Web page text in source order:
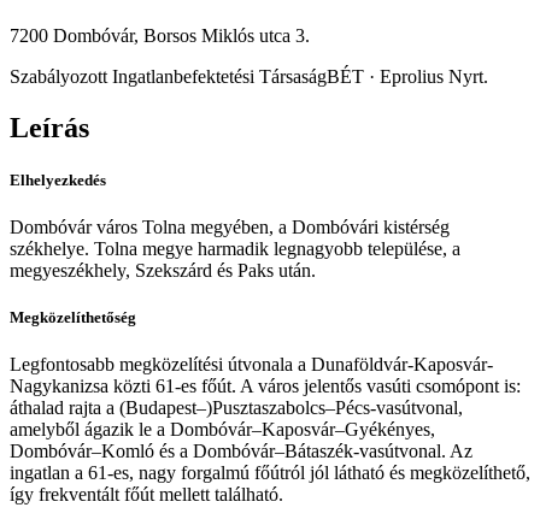
7200 Dombóvár, Borsos Miklós utca 3.
Szabályozott Ingatlanbefektetési TársaságBÉT · Eprolius Nyrt.
Leírás
Elhelyezkedés
Dombóvár város Tolna megyében, a Dombóvári kistérség
székhelye. Tolna megye harmadik legnagyobb települése, a
megyeszékhely, Szekszárd és Paks után.
Megközelíthetőség
Legfontosabb megközelítési útvonala a Dunaföldvár-Kaposvár-
Nagykanizsa közti 61-es főút. A város jelentős vasúti csomópont is:
áthalad rajta a (Budapest–)Pusztaszabolcs–Pécs-vasútvonal,
amelyből ágazik le a Dombóvár–Kaposvár–Gyékényes,
Dombóvár–Komló és a Dombóvár–Bátaszék-vasútvonal. Az
ingatlan a 61-es, nagy forgalmú főútról jól látható és megközelíthető,
így frekventált főút mellett található.